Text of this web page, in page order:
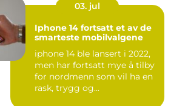
03. jul
Iphone 14 fortsatt et av de
smarteste mobilvalgene
iphone 14 ble lansert i 2022,
men har fortsatt mye å tilby
for nordmenn som vil ha en
rask, trygg og...